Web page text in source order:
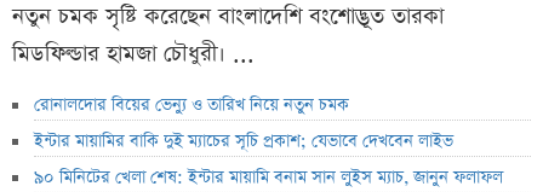
নতুন চমক সৃষ্টি করেছেন বাংলাদেশি বংশোদ্ভূত তারকা
মিডফিল্ডার হামজা চৌধুরী। ...
রোনালদোর বিয়ের ভেন্যু ও তারিখ নিয়ে নতুন চমক
ইন্টার মায়ামির বাকি দুই ম্যাচের সূচি প্রকাশ; যেভাবে দেখবেন লাইভ
৯০ মিনিটের খেলা শেষ: ইন্টার মায়ামি বনাম সান লুইস ম্যাচ, জানুন ফলাফল